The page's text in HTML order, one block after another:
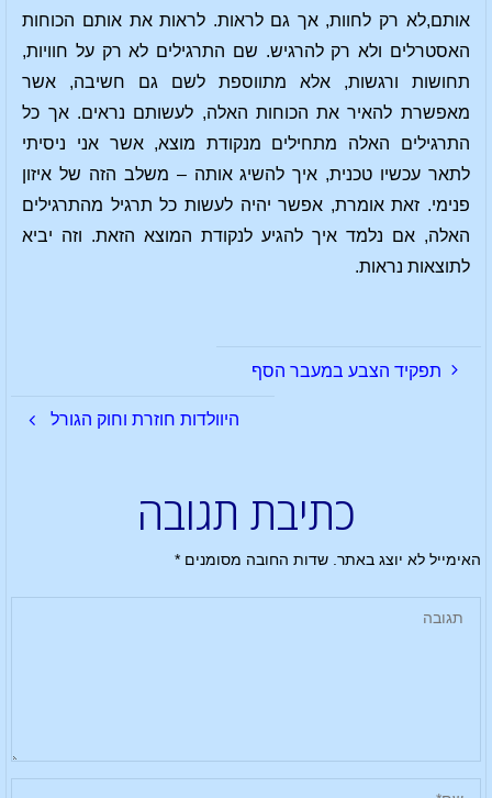
אותם,לא רק לחוות, אך גם לראות. לראות את אותם הכוחות
האסטרלים ולא רק להרגיש. שם התרגילים לא רק על חוויות,
תחושות ורגשות, אלא מתווספת לשם גם חשיבה, אשר
מאפשרת להאיר את הכוחות האלה, לעשותם נראים. אך כל
התרגילים האלה מתחילים מנקודת מוצא, אשר אני ניסיתי
לתאר עכשיו טכנית, איך להשיג אותה – משלב הזה של איזון
פנימי. זאת אומרת, אפשר יהיה לעשות כל תרגיל מהתרגילים
האלה, אם נלמד איך להגיע לנקודת המוצא הזאת. וזה יביא
לתוצאות נראות.
תפקיד הצבע במעבר הסף
היוולדות חוזרת וחוק הגורל
כתיבת תגובה
האימייל לא יוצג באתר. שדות החובה מסומנים*